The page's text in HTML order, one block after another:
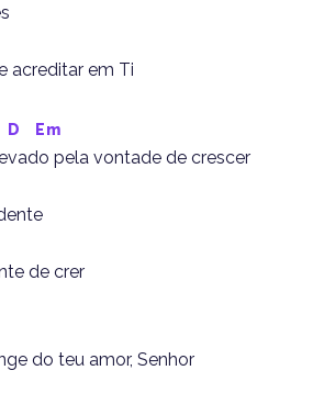
acreditar em Ti
D Em
pela vontade de crescer
de crer
do teu amor, Senhor